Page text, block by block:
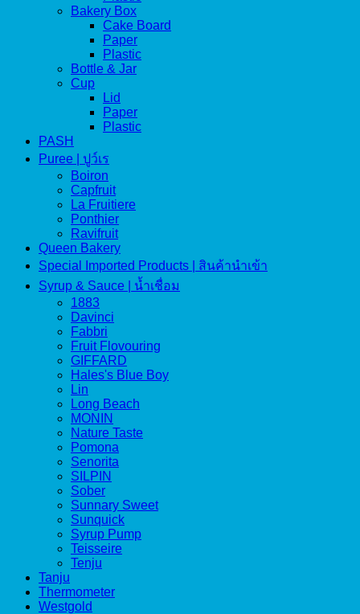
Bakery Box
Cake Board
Paper
Plastic
Bottle & Jar
Cup
Lid
Paper
Plastic
PASH
Puree | ปูว์เร
Boiron
Capfruit
La Fruitiere
Ponthier
Ravifruit
Queen Bakery
Special Imported Products | สินค้านำเข้า
Syrup & Sauce | น้ำเชื่อม
1883
Davinci
Fabbri
Fruit Flovouring
GIFFARD
Hales's Blue Boy
Lin
Long Beach
MONIN
Nature Taste
Pomona
Senorita
SILPIN
Sober
Sunnary Sweet
Sunquick
Syrup Pump
Teisseire
Tenju
Tanju
Thermometer
Westgold